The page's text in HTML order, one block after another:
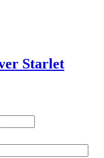
Starlet